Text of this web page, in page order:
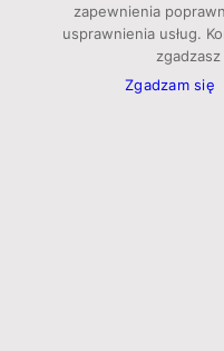
zapewnienia
usprawnienia usług.
Zgadzam się